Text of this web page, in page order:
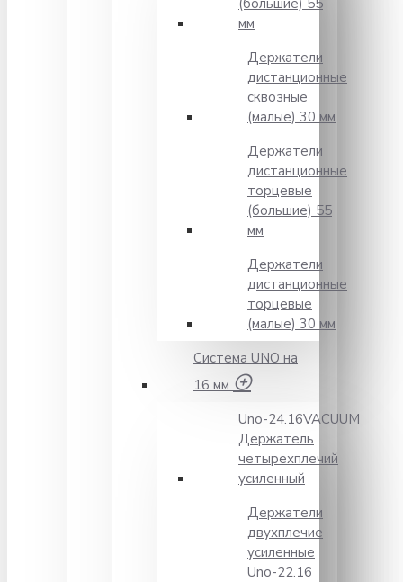
(большие) 55
мм
Держатели
дистанционные
сквозные
(малые) 30 мм
Держатели
дистанционные
торцевые
(большие) 55
мм
Держатели
дистанционные
торцевые
(малые) 30 мм
Система UNO на
16 мм
Unо-24.16VACUUM
Держатель
четырехплечий
усиленный
Держатели
двухплечие
усиленные
Unо-22.16